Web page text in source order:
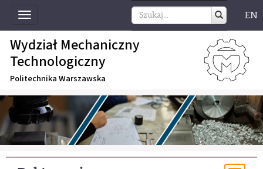
Toggle
navigation
EN
Wydział Mechaniczny
Technologiczny
Politechnika Warszawska